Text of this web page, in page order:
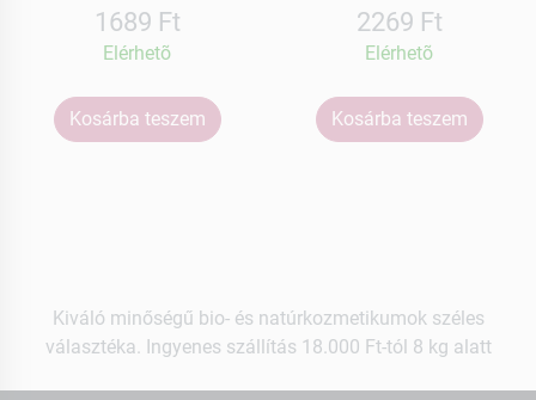
1689 Ft
Elérhetõ
Kosárba teszem
2269 Ft
Elérhetõ
Kosárba teszem
Kiváló minőségű bio- és natúrkozmetikumok széles
választéka. Ingyenes szállítás 18.000 Ft-tól 8 kg alatt